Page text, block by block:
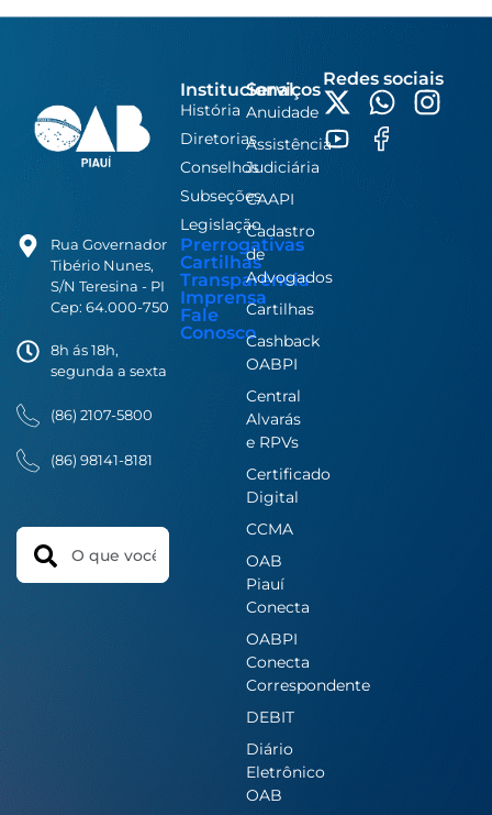
Rua Governador
Tibério Nunes,
S/N Teresina - PI
Cep: 64.000-750
8h ás 18h,
segunda a sexta
(86) 2107-5800
(86) 98141-8181
Search
Institucional
História
Diretorias
Conselhos
Subseções
Legislação
Prerrogativas
Cartilhas
Transparência
Imprensa
Fale
Conosco
Serviços
Anuidade
Assistência
Judiciária
CAAPI
Cadastro
de
Advogados
Cartilhas
Cashback
OABPI
Central
Alvarás
e RPVs
Certificado
Digital
CCMA
OAB
Piauí
Conecta
OABPI
Conecta
Correspondente
DEBIT
Diário
Eletrônico
OAB
Redes sociais